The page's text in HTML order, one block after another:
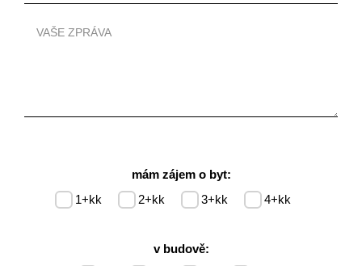
mám zájem o byt:
1+kk 2+kk 3+kk 4+kk
v budově: